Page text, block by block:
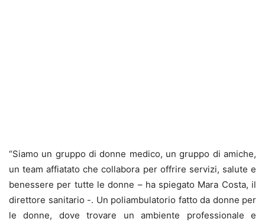
“Siamo un gruppo di donne medico, un gruppo di amiche,
un team affiatato che collabora per offrire servizi, salute e
benessere per tutte le donne – ha spiegato Mara Costa, il
direttore sanitario -. Un poliambulatorio fatto da donne per
le donne, dove trovare un ambiente professionale e